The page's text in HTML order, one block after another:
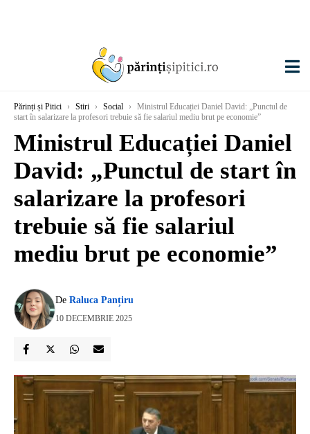
Părinți și Pitici › Stiri › Social ›
Ministrul Educației Daniel David: „Punctul de
start în salarizare la profesori trebuie să fie salariul mediu brut pe economie”
Ministrul Educației Daniel
David: „Punctul de start în
salarizare la profesori
trebuie să fie salariul
mediu brut pe economie”
De Raluca Panțiru
10 DECEMBRIE 2025